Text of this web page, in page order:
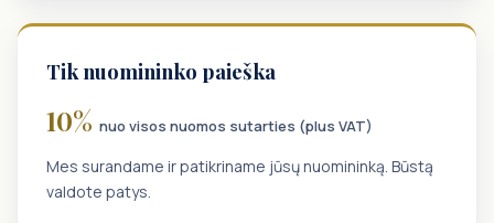
Tik nuomininko paieška
10% nuo visos nuomos sutarties (plus VAT)
Mes surandame ir patikriname jūsų nuomininką. Būstą
valdote patys.